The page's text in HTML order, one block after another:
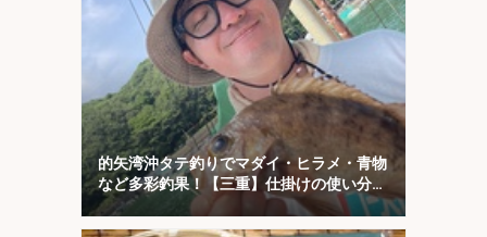
的矢湾沖タテ釣りでマダイ・ヒラメ・青物
など多彩釣果！【三重】仕掛けの使い分け
が奏功？